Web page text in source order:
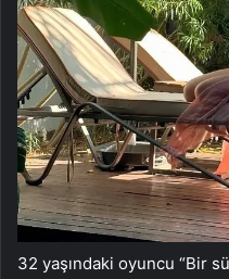
32 yaşındaki oyuncu “Bir